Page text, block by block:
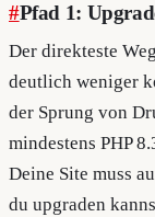
#Pfad 1:
Der direkteste
deutlich weniger
der Sprung von
mindestens PHP
Deine Site muss
du upgraden